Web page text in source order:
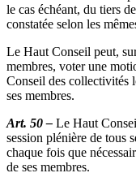
le cas échéant, du tiers
constatée selon les
Le Haut Conseil peut,
membres, voter une
Conseil des collectivités
ses membres.
Art. 50 – Le Haut
session plénière de tous
chaque fois que
de ses membres.